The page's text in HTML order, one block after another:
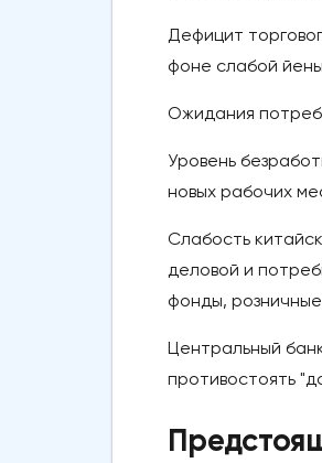
Дефицит
фоне слабой
Ожидания
Уровень
новых рабочих
Слабость
деловой и
фонды,
Центральный
противостоять